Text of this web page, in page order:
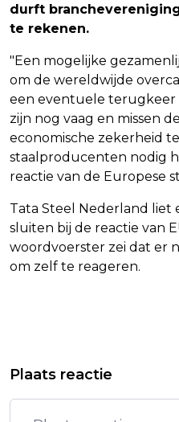
durft branchevereniging
te rekenen.
"Een mogelijke
om de wereldwijde
een eventuele terugkeer
zijn nog vaag en missen
economische zekerheid
staalproducenten nodig
reactie van de Europese
Tata Steel Nederland liet
sluiten bij de reactie van
woordvoerster zei dat er
om zelf te reageren.
SEPTEMBER MET
PRESIDENT
OPROEP AAN
Plaats reactie